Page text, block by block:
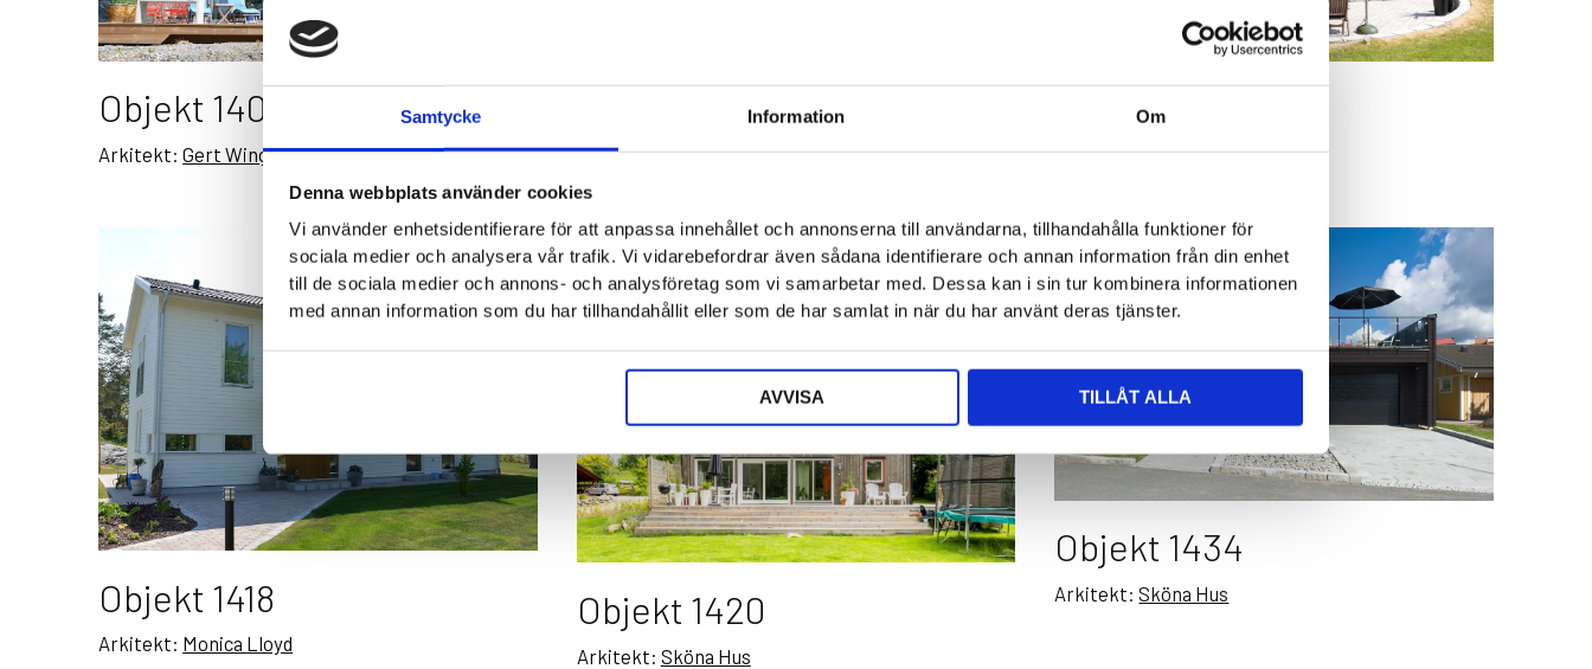
Samtycke Information Om
Denna webbplats använder cookies
Vi använder enhetsidentifierare för att anpassa innehållet och annonserna till användarna, tillhandahålla funktioner för
sociala medier och analysera vår trafik. Vi vidarebefordrar även sådana identifierare och annan information från din enhet
till de sociala medier och annons- och analysföretag som vi samarbetar med. Dessa kan i sin tur kombinera informationen
med annan information som du har tillhandahållit eller som de har samlat in när du har använt deras tjänster.
AVVISA TILLÅT ALLA
Objekt 1403
Arkitekt:Gert Wingårdh
Objekt 1416
Arkitekt:AW Arkitekter
Objekt 1417
Arkitekt:Monica Lloyd
Objekt 1418
Arkitekt: Monica Lloyd
Objekt 1420
Arkitekt: Sköna Hus
Objekt 1434
Arkitekt:Sköna Hus